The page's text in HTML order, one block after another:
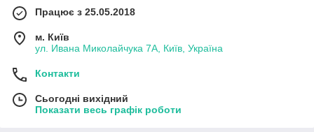
Працює з 25.05.2018
м. Київ
ул. Ивана Миколайчука 7А, Київ, Україна
Контакти
Сьогодні вихідний
Показати весь графік роботи